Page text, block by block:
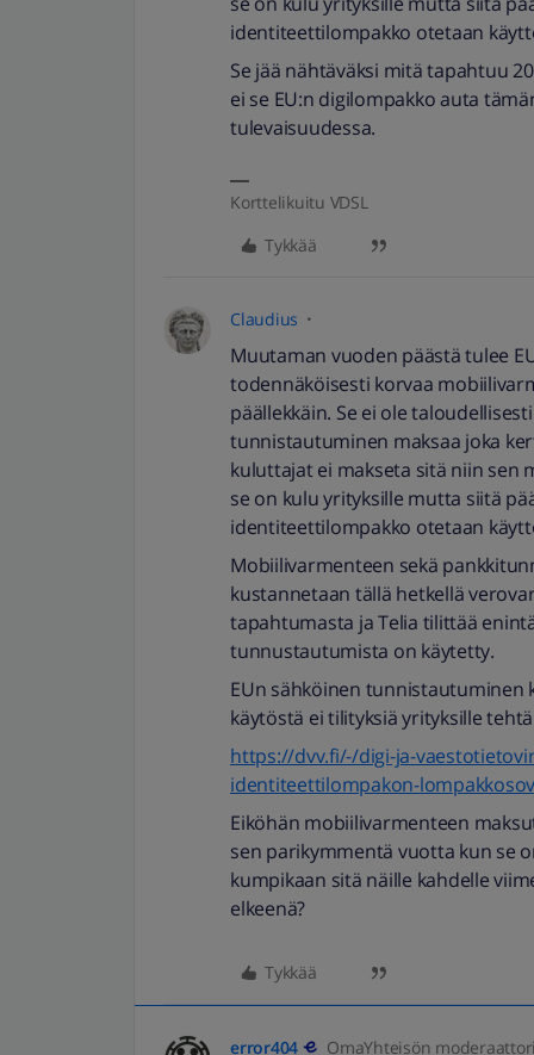
identiteettilompakko otetaan
Se jää nähtäväksi mitä tapahtuu
ei se EU:n digilompakko auta
tulevaisuudessa.
Korttelikuitu VDSL
Tykkää
Claudius
Muutaman vuoden päästä tulee
todennäköisesti korvaa
päällekkäin. Se ei ole
tunnistautuminen maksaa joka
kuluttajat ei makseta sitä niin sen
se on kulu yrityksille mutta siitä
identiteettilompakko otetaan
Mobiilivarmenteen sekä
kustannetaan tällä hetkellä
tapahtumasta ja Telia tilittää
tunnustautumista on käytetty.
EUn sähköinen tunnistautuminen
käytöstä ei tilityksiä yrityksille
https://dvv.fi/-/digi-ja-
identiteettilompakon-
Eiköhän mobiilivarmenteen
sen parikymmentä vuotta kun se
kumpikaan sitä näille kahdelle
elkeenä?
Tykkää
error404 OmaYhteisön